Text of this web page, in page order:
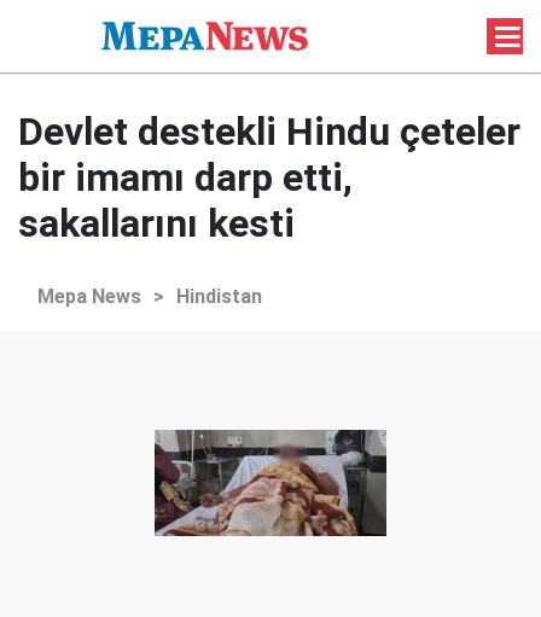
Devlet destekli Hindu çeteler
bir imamı darp etti,
sakallarını kesti
Mepa News > Hindistan